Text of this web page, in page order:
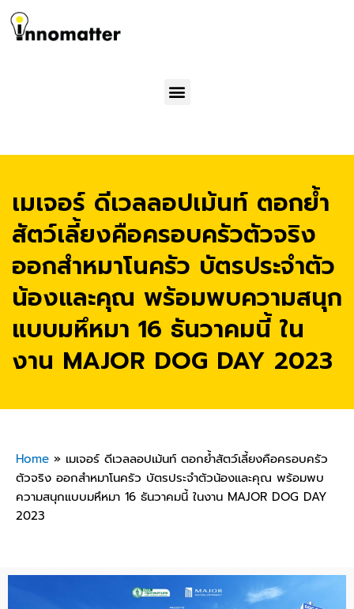
Menu
เมเจอร์ ดีเวลลอปเม้นท์ ตอกย้ำ
สัตว์เลี้ยงคือครอบครัวตัวจริง
ออกสำหมาโนครัว บัตรประจำตัว
น้องและคุณ พร้อมพบความสนุก
แบบมหึหมา 16 ธันวาคมนี้ ใน
งาน MAJOR DOG DAY 2023
Home » เมเจอร์ ดีเวลลอปเม้นท์ ตอกย้ำสัตว์เลี้ยงคือครอบครัว
ตัวจริง ออกสำหมาโนครัว บัตรประจำตัวน้องและคุณ พร้อมพบ
ความสนุกแบบมหึหมา 16 ธันวาคมนี้ ในงาน MAJOR DOG DAY
2023